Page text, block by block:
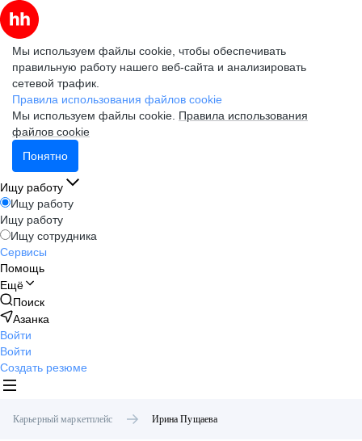
Мы используем файлы cookie, чтобы обеспечивать
правильную работу нашего веб-сайта и анализировать
сетевой трафик.
Правила использования файлов cookie
Мы используем файлы cookie. Правила использования
файлов cookie
Понятно
Ищу работу
Ищу работу
Ищу работу
Ищу сотрудника
Сервисы
Помощь
Ещё
Поиск
Азанка
Войти
Войти
Создать резюме
Карьерный маркетплейс Ирина Пущаева